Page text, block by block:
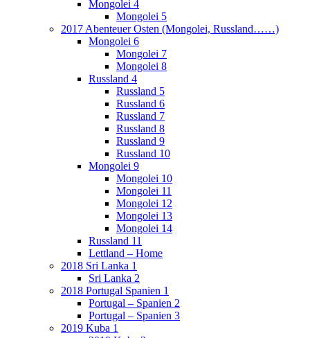
Mongolei 4
Mongolei 5
2017 Abenteuer Osten (Mongolei, Russland……)
Mongolei 6
Mongolei 7
Mongolei 8
Russland 4
Russland 5
Russland 6
Russland 7
Russland 8
Russland 9
Russland 10
Mongolei 9
Mongolei 10
Mongolei 11
Mongolei 12
Mongolei 13
Mongolei 14
Russland 11
Lettland – Home
2018 Sri Lanka 1
Sri Lanka 2
2018 Portugal Spanien 1
Portugal – Spanien 2
Portugal – Spanien 3
2019 Kuba 1